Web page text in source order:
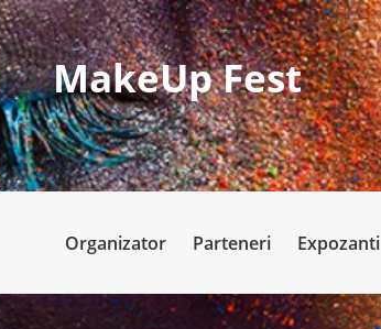
MakeUp Fest
Organizator Parteneri Expozanti